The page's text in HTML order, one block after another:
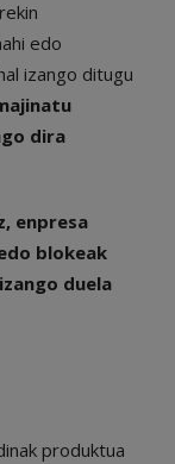
edo
izango ditugu
dira
enpresa
blokeak
duela
produktua